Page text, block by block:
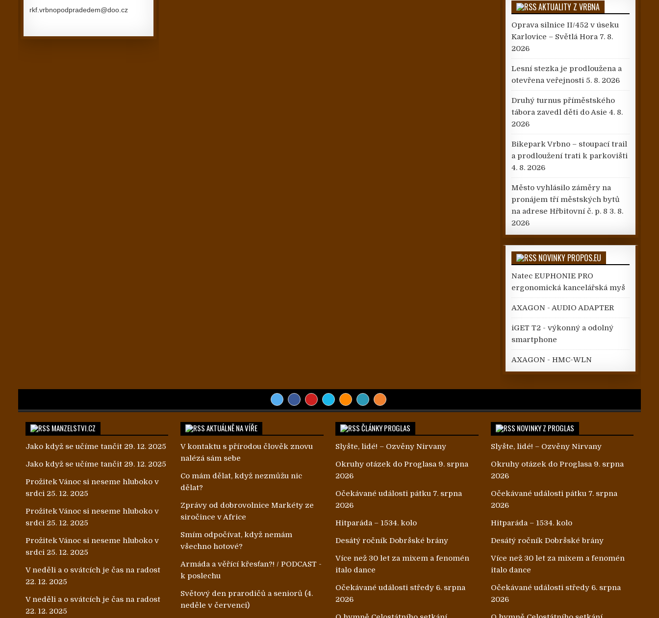
rkf.vrbnopodpradedem@doo.cz AKTUALITY Z VRBNA
Oprava silnice II/452 v úseku
Karlovice – Světlá Hora 7. 8.
2026
Lesní stezka je prodloužena a
otevřena veřejnosti 5. 8. 2026
Druhý turnus příměstského
tábora zavedl děti do Asie 4. 8.
2026
Bikepark Vrbno – stoupací trail
a prodloužení trati k parkovišti
4. 8. 2026
Město vyhlásilo záměry na
pronájem tří městských bytů
na adrese Hřbitovní č. p. 8 3. 8.
2026
NOVINKY PROPOS.EU
Natec EUPHONIE PRO
ergonomická kancelářská myš
AXAGON - AUDIO ADAPTER
iGET T2 - výkonný a odolný
smartphone
AXAGON - HMC-WLN
MANZELSTVI.CZ
Jako když se učíme tančit 29. 12. 2025
Jako když se učíme tančit 29. 12. 2025
Prožitek Vánoc si neseme hluboko v
srdci 25. 12. 2025
Prožitek Vánoc si neseme hluboko v
srdci 25. 12. 2025
Prožitek Vánoc si neseme hluboko v
srdci 25. 12. 2025
V neděli a o svátcích je čas na radost
22. 12. 2025
V neděli a o svátcích je čas na radost
22. 12. 2025
AKTUÁLNĚ NA VÍŘE
V kontaktu s přírodou člověk znovu
nalézá sám sebe
Co mám dělat, když nezmůžu nic
dělat?
Zprávy od dobrovolnice Markéty ze
siročince v Africe
Smím odpočívat, když nemám
všechno hotové?
Armáda a věřící křesťan?! / PODCAST -
k poslechu
Světový den prarodičů a seniorů (4.
neděle v červenci)
ČLÁNKY PROGLAS
Slyšte, lidé! – Ozvěny Nirvany
Okruhy otázek do Proglasa 9. srpna
2026
Očekávané události pátku 7. srpna
2026
Hitparáda – 1534. kolo
Desátý ročník Dobršské brány
Více než 30 let za mixem a fenomén
italo dance
Očekávané události středy 6. srpna
2026
NOVINKY Z PROGLAS
Slyšte, lidé! – Ozvěny Nirvany
Okruhy otázek do Proglasa 9. srpna
2026
Očekávané události pátku 7. srpna
2026
Hitparáda – 1534. kolo
Desátý ročník Dobršské brány
Více než 30 let za mixem a fenomén
italo dance
Očekávané události středy 6. srpna
2026